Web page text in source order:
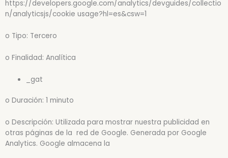
https://developers.google.com/analytics/devguides/collectio
n/analyticsjs/cookie usage?hl=es&csw=1
o Tipo: Tercero
o Finalidad: Analítica
_gat
o Duración: 1 minuto
o Descripción: Utilizada para mostrar nuestra publicidad en
otras páginas de la red de Google. Generada por Google
Analytics. Google almacena la